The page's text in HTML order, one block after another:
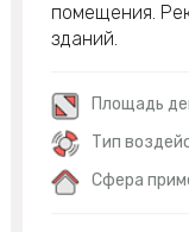
помещения.
зданий.
Площадь
Тип
Сфера